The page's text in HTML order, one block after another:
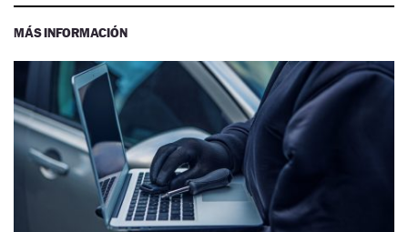
MÁS INFORMACIÓN